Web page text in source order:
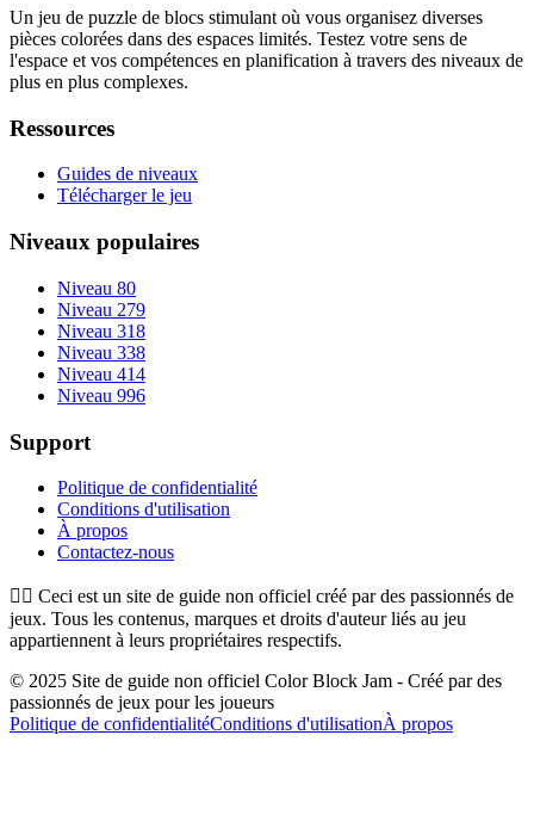
Un jeu de puzzle de blocs stimulant où vous organisez diverses
pièces colorées dans des espaces limités. Testez votre sens de
l'espace et vos compétences en planification à travers des niveaux de
plus en plus complexes.
Ressources
Guides de niveaux
Télécharger le jeu
Niveaux populaires
Niveau 80
Niveau 279
Niveau 318
Niveau 338
Niveau 414
Niveau 996
Support
Politique de confidentialité
Conditions d'utilisation
À propos
Contactez-nous
👉🏻 Ceci est un site de guide non officiel créé par des passionnés de
jeux. Tous les contenus, marques et droits d'auteur liés au jeu
appartiennent à leurs propriétaires respectifs.
© 2025 Site de guide non officiel Color Block Jam - Créé par des
passionnés de jeux pour les joueurs
Politique de confidentialitéConditions d'utilisationÀ propos